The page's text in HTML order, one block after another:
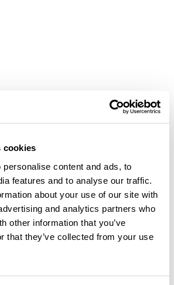
cookies
content and ads, to
features and to analyse our traffic.
about your use of our site with
and analytics partners who
other information that you’ve
that they’ve collected from your use
le premier à ajouter un avis !
Ajouter un avis